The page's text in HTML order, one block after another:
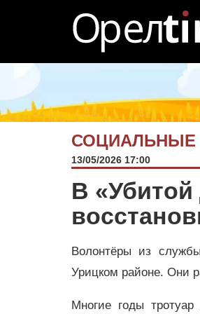
СОЦИАЛЬНЫЕ
13/05/2026 17:00
В
Волонтёры из
Урицком районе. Они
Многие годы